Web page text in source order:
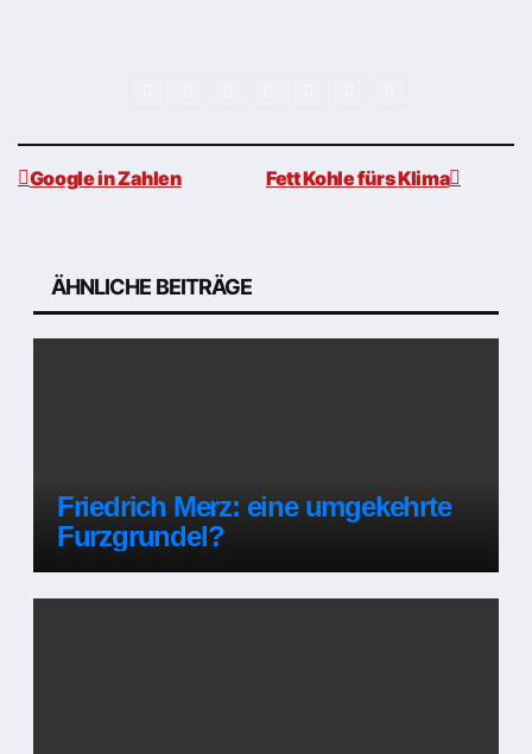
Fett Kohle fürs Klima
Google in Zahlen
ÄHNLICHE BEITRÄGE
Friedrich Merz: eine umgekehrte
Furzgrundel?